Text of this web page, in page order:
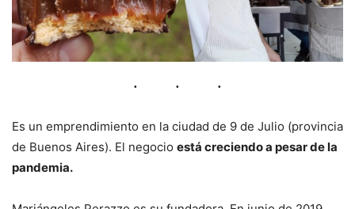
Es un emprendimiento en la ciudad de 9 de Julio (provincia
de Buenos Aires). El negocio está creciendo a pesar de la
pandemia.